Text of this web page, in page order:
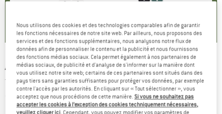
ADIDAS -All Season Graphic T-Shirt - T-shirt
technique
(0)
Nous utilisons des cookies et des technologies comparables afin de garantir
les fonctions nécessaires de notre site web. Par ailleurs, nous proposons des
services et des fonctions supplémentaires, nous analysons notre flux de
données afin de personnaliser le contenu et la publicité et nous fournissons
des fonctions médias sociaux. Cela permet également à nos partenaires de
médias sociaux, de publicité et d'analyse de s'informer sur la manière dont
vous utilisez notre site web; certains de ces partenaires sont situés dans des
pays tiers sans garanties suffisantes pour protéger vos données, par exemple
contre l'accès par les autorités. En cliquant sur « Tout sélectionner », vous
acceptez que nous procédions de cette manière.Si vous ne souhaitez pas
accepter les cookies à l’exception des cookies techniquement nécessaires,
veuillez cliquer ici. Cependant, vous pouvez modifier vos paramètres de